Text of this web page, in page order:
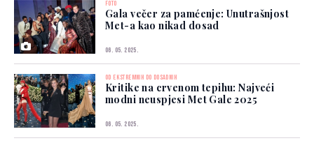
FOTO
Gala večer za pamćenje: Unutrašnjost
Met-a kao nikad dosad
06. 05. 2025.
OD EKSTREMNIH DO DOSADNIH
Kritike na crvenom tepihu: Najveći
modni neuspjesi Met Gale 2025
06. 05. 2025.